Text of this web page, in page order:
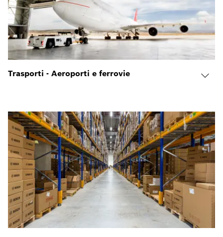
Trasporti - Aeroporti e ferrovie